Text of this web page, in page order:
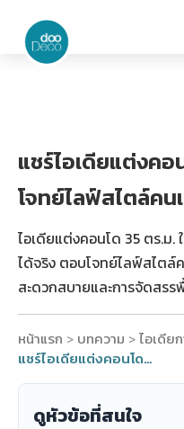
แชร์ไอเดียแต่งคอ
โจทย์ไลฟ์สไตล์คน
ไอเดียแต่งคอนโด 35 ตร.ม.
ได้จริง ตอบโจทย์ไลฟ์สไตล์
สะดวกสบายและการจัดสร
หน้าแรก > บทความ >ไอเดีย
แชร์ไอเดียแต่งคอนโด 35 ตร.ม. ให้ตอบโจทย์ไลฟ์สไตล์คนเมือง
ดูหัวข้อที่สนใจ